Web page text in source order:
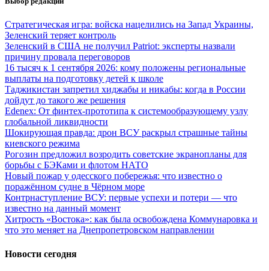
Стратегическая игра: войска нацелились на Запад Украины,
Зеленский теряет контроль
Зеленский в США не получил Patriot: эксперты назвали
причину провала переговоров
16 тысяч к 1 сентября 2026: кому положены региональные
выплаты на подготовку детей к школе
Таджикистан запретил хиджабы и никабы: когда в России
дойдут до такого же решения
Edenex: От финтех-прототипа к системообразующему узлу
глобальной ликвидности
Шокирующая правда: дрон ВСУ раскрыл страшные тайны
киевского режима
Рогозин предложил возродить советские экранопланы для
борьбы с БЭКами и флотом НАТО
Новый пожар у одесского побережья: что известно о
поражённом судне в Чёрном море
Контрнаступление ВСУ: первые успехи и потери — что
известно на данный момент
Хитрость «Востока»: как была освобождена Коммунаровка и
что это меняет на Днепропетровском направлении
Новости сегодня